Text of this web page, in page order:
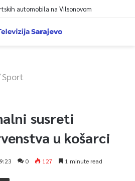
automobila na Vilsonovom
Sport
susreti
u košarci
0 127 1 minute read